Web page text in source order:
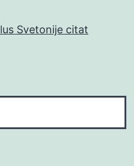
Svetonije citat